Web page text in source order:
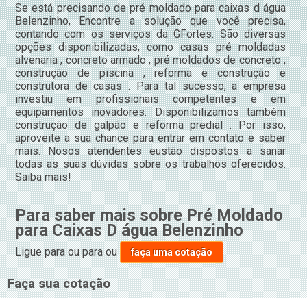
Se está precisando de pré moldado para caixas d água
Belenzinho, Encontre a solução que você precisa,
contando com os serviços da GFortes. São diversas
opções disponibilizadas, como casas pré moldadas
alvenaria , concreto armado , pré moldados de concreto ,
construção de piscina , reforma e construção e
construtora de casas . Para tal sucesso, a empresa
investiu em profissionais competentes e em
equipamentos inovadores. Disponibilizamos também
construção de galpão e reforma predial . Por isso,
aproveite a sua chance para entrar em contato e saber
mais. Nosos atendentes eustão dispostos a sanar
todas as suas dúvidas sobre os trabalhos oferecidos.
Saiba mais!
Para saber mais sobre Pré Moldado
para Caixas D água Belenzinho
Ligue paraou paraou faça uma cotação
Faça sua cotação